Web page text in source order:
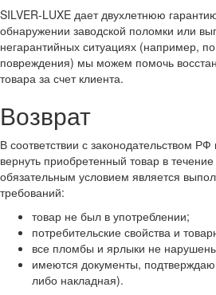
SILVER-LUXE дает двухлетнюю
обнаружении заводской поломки или
негарантийных ситуациях (например,
повреждения) мы можем помочь
товара за счет клиента.
Возврат
В соответствии с законодательством
вернуть приобретенный товар в
обязательным условием является
требований:
товар не был в употреблении;
потребительские свойства и
все пломбы и ярлыки не
имеются документы,
либо накладная).